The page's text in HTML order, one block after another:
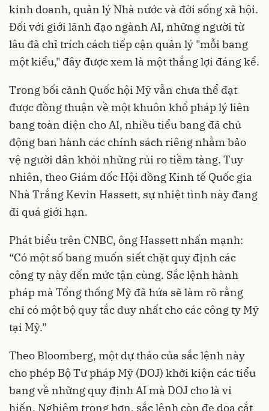
kinh doanh, quản lý Nhà nước và đời sống xã hội.
Đối với giới lãnh đạo ngành AI, những người từ
lâu đã chỉ trích cách tiếp cận quản lý "mỗi bang
một kiểu," đây được xem là một thắng lợi đáng kể.
Trong bối cảnh Quốc hội Mỹ vẫn chưa thể đạt
được đồng thuận về một khuôn khổ pháp lý liên
bang toàn diện cho AI, nhiều tiểu bang đã chủ
động ban hành các chính sách riêng nhằm bảo
vệ người dân khỏi những rủi ro tiềm tàng. Tuy
nhiên, theo Giám đốc Hội đồng Kinh tế Quốc gia
Nhà Trắng Kevin Hassett, sự nhiệt tình này đang
đi quá giới hạn.
Phát biểu trên CNBC, ông Hassett nhấn mạnh:
“Có một số bang muốn siết chặt quy định các
công ty này đến mức tận cùng. Sắc lệnh hành
pháp mà Tổng thống Mỹ đã hứa sẽ làm rõ rằng
chỉ có một bộ quy tắc duy nhất cho các công ty Mỹ
tại Mỹ.”
Theo Bloomberg, một dự thảo của sắc lệnh này
cho phép Bộ Tư pháp Mỹ (DOJ) khởi kiện các tiểu
bang về những quy định AI mà DOJ cho là vi
hiến. Nghiêm trọng hơn, sắc lệnh còn đe dọa cắt